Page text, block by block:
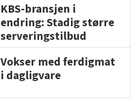
KBS-bransjen i
endring: Stadig større
serveringstilbud
Vokser med ferdigmat
i dagligvare